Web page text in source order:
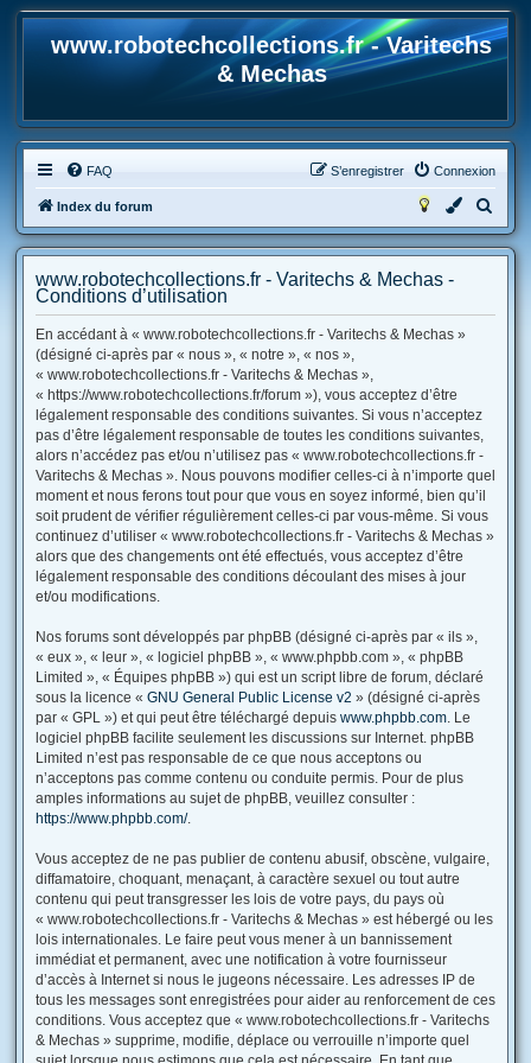
www.robotechcollections.fr - Varitechs
& Mechas
FAQ Connexion
S’enregistrer
Index du forum
e
e
www.robotechcollections.fr - Varitechs & Mechas -
Conditions d’utilisation
En accédant à « www.robotechcollections.fr - Varitechs & Mechas »
(désigné ci-après par « nous », « notre », « nos »,
« www.robotechcollections.fr - Varitechs & Mechas »,
« https://www.robotechcollections.fr/forum »), vous acceptez d’être
légalement responsable des conditions suivantes. Si vous n’acceptez
pas d’être légalement responsable de toutes les conditions suivantes,
alors n’accédez pas et/ou n’utilisez pas « www.robotechcollections.fr -
Varitechs & Mechas ». Nous pouvons modifier celles-ci à n’importe quel
moment et nous ferons tout pour que vous en soyez informé, bien qu’il
soit prudent de vérifier régulièrement celles-ci par vous-même. Si vous
continuez d’utiliser « www.robotechcollections.fr - Varitechs & Mechas »
alors que des changements ont été effectués, vous acceptez d’être
légalement responsable des conditions découlant des mises à jour
et/ou modifications.
Nos forums sont développés par phpBB (désigné ci-après par « ils »,
« eux », « leur », « logiciel phpBB », « www.phpbb.com », « phpBB
Limited », « Équipes phpBB ») qui est un script libre de forum, déclaré
sous la licence « GNU General Public License v2 » (désigné ci-après
par « GPL ») et qui peut être téléchargé depuis www.phpbb.com. Le
logiciel phpBB facilite seulement les discussions sur Internet. phpBB
Limited n’est pas responsable de ce que nous acceptons ou
n’acceptons pas comme contenu ou conduite permis. Pour de plus
amples informations au sujet de phpBB, veuillez consulter :
https://www.phpbb.com/.
Vous acceptez de ne pas publier de contenu abusif, obscène, vulgaire,
diffamatoire, choquant, menaçant, à caractère sexuel ou tout autre
contenu qui peut transgresser les lois de votre pays, du pays où
« www.robotechcollections.fr - Varitechs & Mechas » est hébergé ou les
lois internationales. Le faire peut vous mener à un bannissement
immédiat et permanent, avec une notification à votre fournisseur
d’accès à Internet si nous le jugeons nécessaire. Les adresses IP de
tous les messages sont enregistrées pour aider au renforcement de ces
conditions. Vous acceptez que « www.robotechcollections.fr - Varitechs
& Mechas » supprime, modifie, déplace ou verrouille n’importe quel